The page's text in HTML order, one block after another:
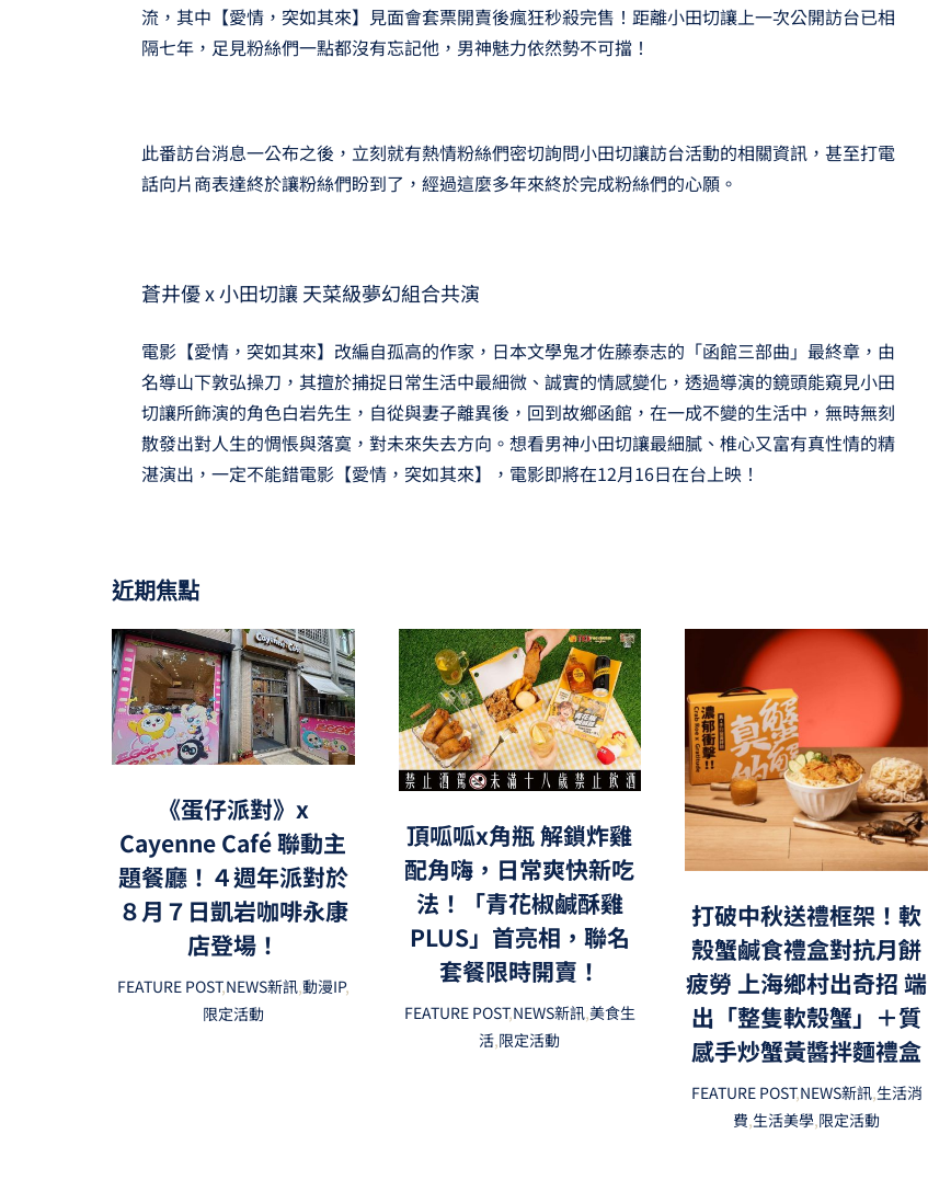
流，其中【愛情，突如其來】見面會套票開賣後瘋狂秒殺完售！距離小田切讓上一次公開訪台已相
隔七年，足見粉絲們一點都沒有忘記他，男神魅力依然勢不可擋！
此番訪台消息一公布之後，立刻就有熱情粉絲們密切詢問小田切讓訪台活動的相關資訊，甚至打電
話向片商表達終於讓粉絲們盼到了，經過這麼多年來終於完成粉絲們的心願。
蒼井優 x 小田切讓 天菜級夢幻組合共演
電影【愛情，突如其來】改編自孤高的作家，日本文學鬼才佐藤泰志的「函館三部曲」最終章，由
名導山下敦弘操刀，其擅於捕捉日常生活中最細微、誠實的情感變化，透過導演的鏡頭能窺見小田
切讓所飾演的角色白岩先生，自從與妻子離異後，回到故鄉函館，在一成不變的生活中，無時無刻
散發出對人生的惆悵與落寞，對未來失去方向。想看男神小田切讓最細膩、椎心又富有真性情的精
湛演出，一定不能錯電影【愛情，突如其來】，電影即將在12月16日在台上映！
近期焦點
《蛋仔派對》x
Cayenne Café 聯動主
題餐廳！４週年派對於
８月７日凱岩咖啡永康
店登場！
FEATURE POST,NEWS新訊,動漫IP,
限定活動
頂呱呱x角瓶 解鎖炸雞
配角嗨，日常爽快新吃
法！「青花椒鹹酥雞
PLUS」首亮相，聯名
套餐限時開賣！
FEATURE POST,NEWS新訊,美食生
活,限定活動
打破中秋送禮框架！軟
殼蟹鹹食禮盒對抗月餅
疲勞 上海鄉村出奇招 端
出「整隻軟殼蟹」＋質
感手炒蟹黃醬拌麵禮盒
FEATURE POST,NEWS新訊,生活消
費,生活美學,限定活動